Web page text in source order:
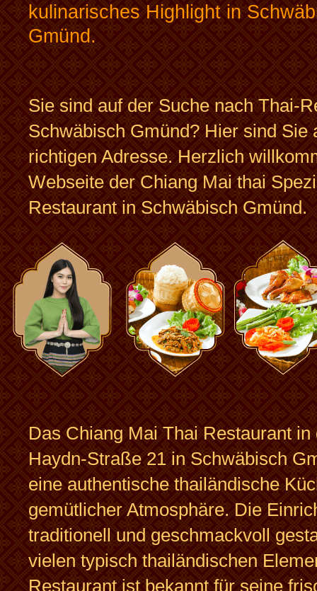
kulinarisches Highlight in
Gmünd.
Sie sind auf der Suche nach Thai-
Schwäbisch Gmünd? Hier sind Sie
richtigen Adresse. Herzlich
Webseite der Chiang Mai thai
Restaurant in Schwäbisch Gmünd.
Das Chiang Mai Thai Restaurant in
Haydn-Straße 21 in Schwäbisch
eine authentische thailändische
gemütlicher Atmosphäre. Die
traditionell und geschmackvoll
vielen typisch thailändischen
Restaurant ist bekannt für seine